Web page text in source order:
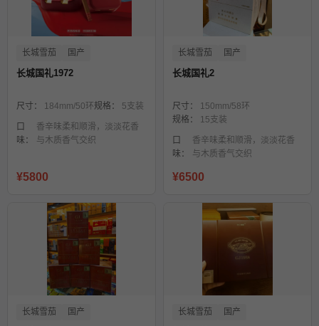
长城雪茄 国产
长城国礼1972
尺寸： 184mm/50环规格： 5支装
口
味：
香辛味柔和顺滑，淡淡花香
与木质香气交织
¥5800
长城雪茄 国产
长城国礼2
尺寸：
150mm/58环
规格：
15支装
口
味：
香辛味柔和顺滑，淡淡花香
与木质香气交织
¥6500
长城雪茄 国产 长城雪茄 国产